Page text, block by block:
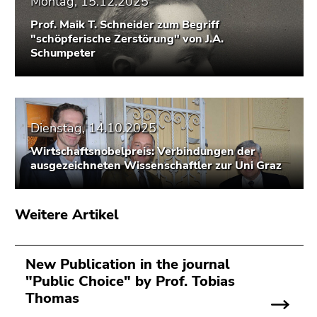
Prof. Maik T. Schneider zum Begriff
"schöpferische Zerstörung" von J.A.
Schumpeter
Dienstag, 14.10.2025
Wirtschaftsnobelpreis: Verbindungen der
ausgezeichneten Wissenschaftler zur Uni Graz
Weitere Artikel
New Publication in the journal
"Public Choice" by Prof. Tobias
Thomas